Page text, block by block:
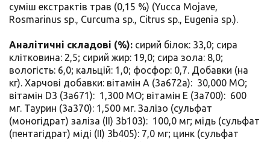
суміш екстрактів трав (0,15 %) (Yucca Mojave,
Rosmarinus sp., Curcuma sp., Citrus sp., Eugenia sp.).
Аналітичні складові (%): сирий білок: 33,0; сира
клітковина: 2,5; сирий жир: 19,0; сира зола: 8,0;
вологість: 6,0; кальцій: 1,0; фосфор: 0,7. Добавки (на
кг). Харчові добавки: вітамін А (3a672a): 30,000 МО;
вітамін D3 (3a671): 1,300 МО; вітамін E (3a700): 600
мг. Таурин (3a370): 1,500 мг. Залізо (сульфат
(моногідрат) заліза (II) 3b103): 100,0 мг; мідь (сульфат
(пентагідрат) міді (II) 3b405): 7,0 мг; цинк (сульфат